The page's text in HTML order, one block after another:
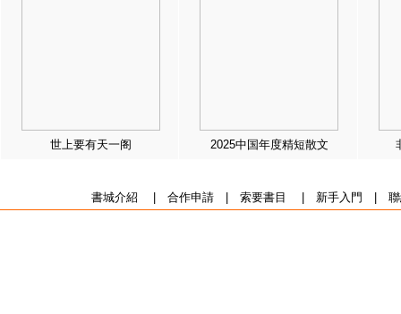
世上要有天一阁 2025中国年度精短散文
書城介紹 合作申請| 索要書目 新手入門